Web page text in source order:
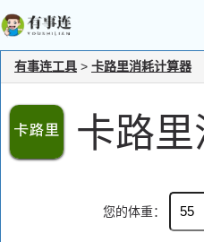
有事连工具 > 卡路里消耗计算器
卡路
您的体重：